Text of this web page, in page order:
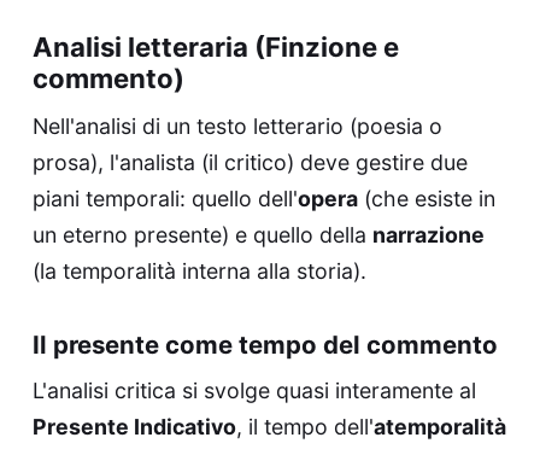
Analisi letteraria (Finzione e
commento)
Nell'analisi di un testo letterario (poesia o
prosa), l'analista (il critico) deve gestire due
piani temporali: quello dell'opera(che esiste in
un eterno presente) e quello della narrazione
(la temporalità interna alla storia).
Il presente come tempo del commento
L'analisi critica si svolge quasi interamente al
Presente Indicativo, il tempo dell'atemporalità